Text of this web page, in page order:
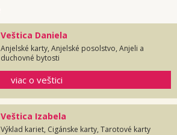
Veštica Daniela
Anjelské karty, Anjelské posolstvo, Anjeli a
duchovné bytosti
viac o veštici
Veštica Izabela
Výklad kariet, Cigánske karty, Tarotové karty